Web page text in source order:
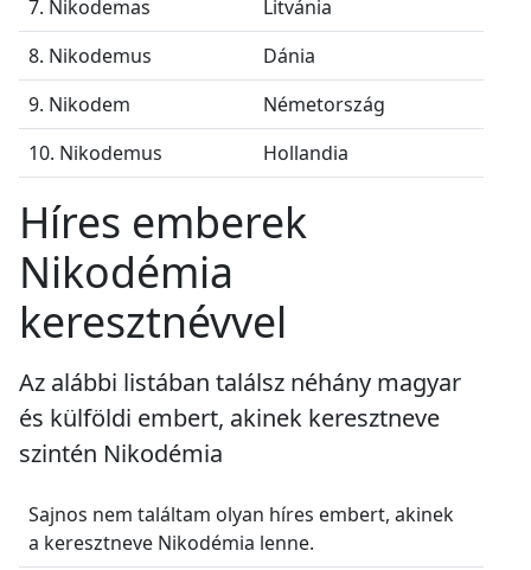
7. Nikodemas
Litvánia
8. Nikodemus
Dánia
9. Nikodem
Németország
10. Nikodemus
Hollandia
Híres emberek
Nikodémia
keresztnévvel
Az alábbi listában találsz néhány magyar
és külföldi embert, akinek keresztneve
szintén Nikodémia
Sajnos nem találtam olyan híres embert, akinek
a keresztneve Nikodémia lenne.